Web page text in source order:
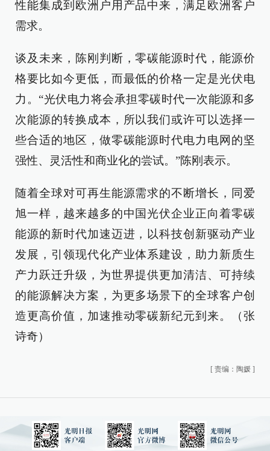
性能集成到欧洲户用产品中来，满足欧洲客户
需求。
谈及未来，陈刚判断，零碳能源时代，能源价
格要比如今更低，而最低的价格一定是光伏电
力。“光伏电力将会承担零碳时代一次能源和多
次能源的转换成本，所以我们或许可以选择一
些合适的地区，做零碳能源时代电力电网的坚
强性、灵活性和商业化的尝试。”陈刚表示。
随着全球对可再生能源需求的不断增长，同爱
旭一样，越来越多的中国光伏企业正向着零碳
能源的新时代加速迈进，以科技创新驱动产业
发展，引领现代化产业体系建设，助力新质生
产力跃迁升级，为世界提供更加清洁、可持续
的能源解决方案，为更多场景下的全球客户创
造更高价值，加速推动零碳新纪元到来。（张
诗奇）
[ 责编：陶媛 ]